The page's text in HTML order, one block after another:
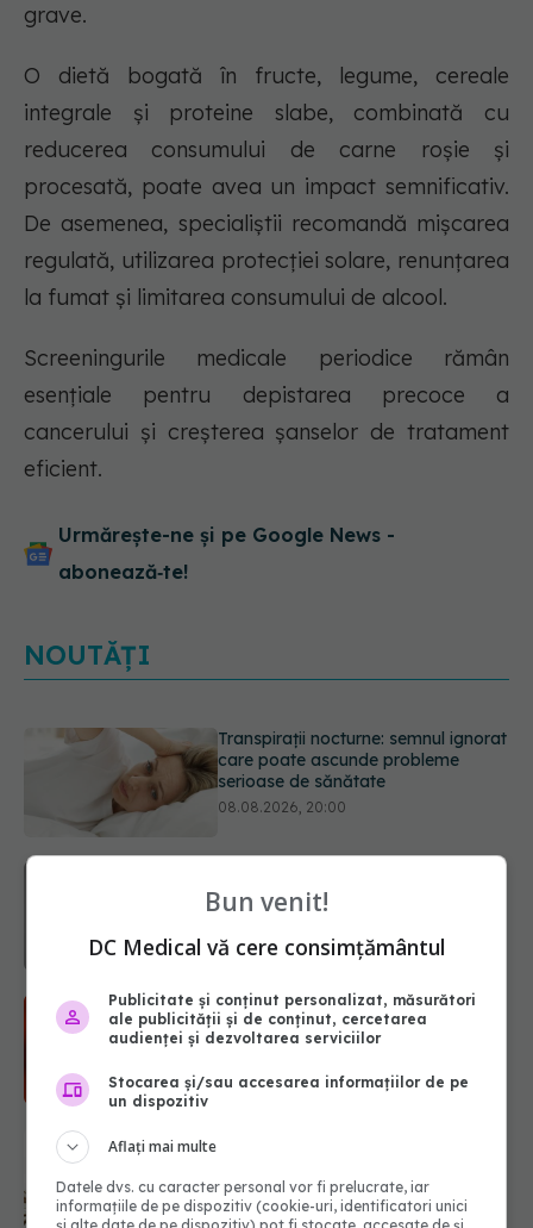
grave.
O dietă bogată în fructe, legume, cereale
integrale și proteine slabe, combinată cu
reducerea consumului de carne roșie și
procesată, poate avea un impact semnificativ.
De asemenea, specialiștii recomandă mișcarea
regulată, utilizarea protecției solare, renunțarea
la fumat și limitarea consumului de alcool.
Screeningurile medicale periodice rămân
esențiale pentru depistarea precoce a
cancerului și creșterea șanselor de tratament
eficient.
Urmărește-ne și pe Google News -
abonează‑te!
NOUTĂȚI
Ce poți mânca și ce trebuie să eviți
dacă ai gastrită: exemplu de meniu
care reduce inflamația stomacului
08.08.2026, 19:00
placentară și modifica hormonii
Trucul genial cu ceai negru pentru
păr. Tot mai multe femei îl adoră
neașteptat
08.08.2026, 16:00
Bun venit!
DC Medical vă cere consimțământul
Publicitate și conținut personalizat, măsurători
ale publicității și de conținut, cercetarea
audienței și dezvoltarea serviciilor
Stocarea și/sau accesarea informațiilor de pe
un dispozitiv
Aflați mai multe
Datele dvs. cu caracter personal vor fi prelucrate, iar
informațiile de pe dispozitiv (cookie-uri, identificatori unici